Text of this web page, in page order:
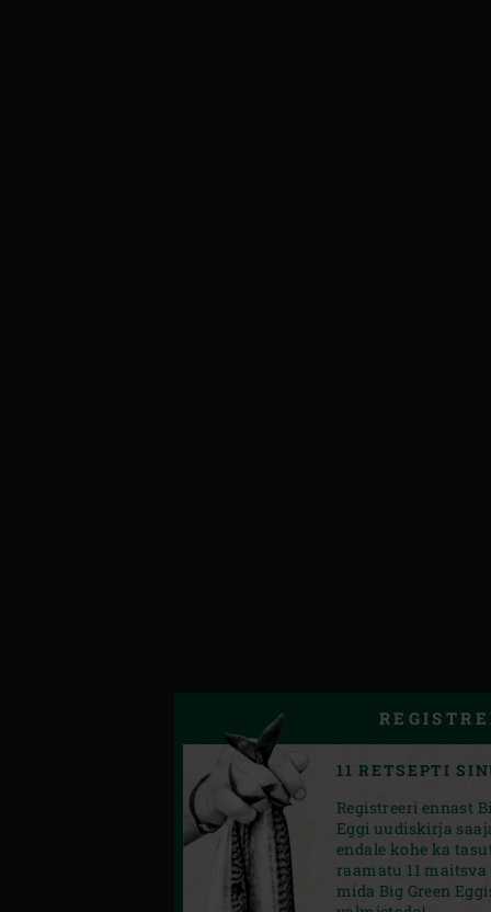
11 RETSEPTI
Registreeri ennast
Eggi uudiskirja
endale kohe ka
raamatu 11 maitsva
mida Big Green